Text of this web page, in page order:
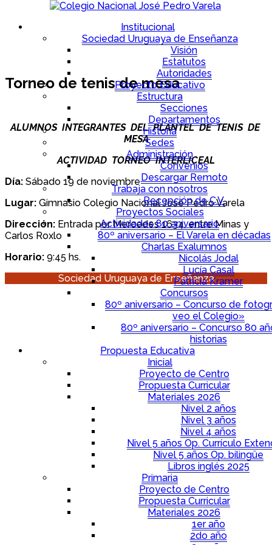
Institucional
Sociedad Uruguaya de Enseñanza
Visión
Estatutos
Autoridades
Proyecto Educativo
Estructura
Secciones
Departamentos
Historia
Sedes
Administración
Convenios
Descargar Remoto
Trabaja con nosotros
Recepción de C.V.
Proyectos Sociales
Actividades 80 aniversario
80º aniversario – El Varela en décadas
Charlas Exalumnos
Nicolás Jodal
Lucía Casal
Patricia Kramer
Concursos
80º aniversario – Concurso de
veo el Colegio»
80º aniversario – Concurso 80
historias
Propuesta Educativa
Inicial
Proyecto de Centro
Propuesta Curricular
Materiales 2026
Nivel 2 años
Nivel 3 años
Nivel 4 años
Nivel 5 años Op. Currículo
Nivel 5 años Op. bilingüe
Libros inglés 2025
Primaria
Proyecto de Centro
Propuesta Curricular
Materiales 2026
1er año
2do año
Torneo de tenis de mesa
ALUMNOS INTEGRANTES DEL PLANTEL DE TENIS DE
MESA
ACTIVIDAD TORNEO INTERLICEAL
Día: Sábado 19 de noviembre
Lugar: Gimnasio Colegio Nacional José Pedro Varela
Dirección: Entrada por Mercedes 1634, entre Minas y
Carlos Roxlo
Horario: 9:45 hs.
Sociedad Uruguaya de Enseñanza